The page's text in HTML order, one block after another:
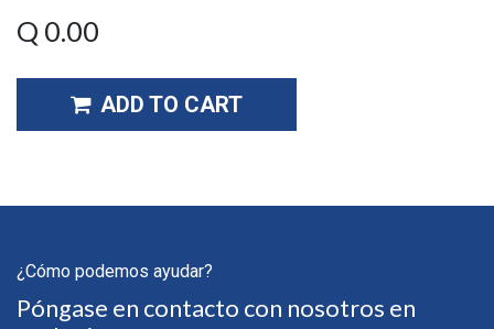
Q 0.00
ADD TO CART
¿Cómo podemos ayudar?
Póngase en contacto con nosotros en